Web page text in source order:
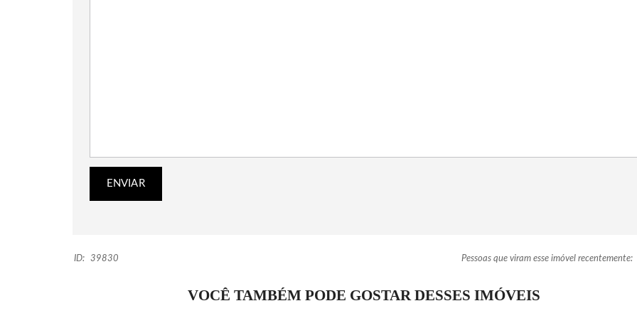
ID: 39830 Pessoas que viram esse imóvel recentemente:
VOCÊ TAMBÉM PODE GOSTAR DESSES IMÓVEIS